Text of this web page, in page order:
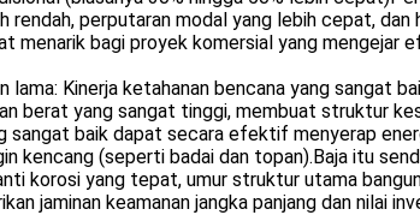
perputaran modal yang lebih cepat, dan
menarik bagi proyek komersial yang mengejar
Kinerja ketahanan bencana yang sangat
berat yang sangat tinggi, membuat struktur
sangat baik dapat secara efektif menyerap
kencang (seperti badai dan topan).Baja itu
korosi yang tepat, umur struktur utama
jaminan keamanan jangka panjang dan nilai